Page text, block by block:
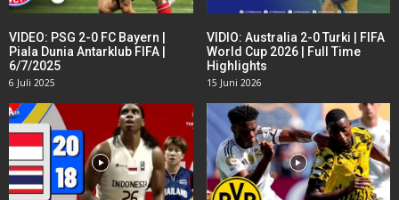
VIDEO: PSG 2-0 FC Bayern |
Piala Dunia Antarklub FIFA |
6/7/2025
6 Juli 2025
VIDIO: Australia 2-0 Turki | FIFA
World Cup 2026 | Full Time
Highlights
15 Juni 2026